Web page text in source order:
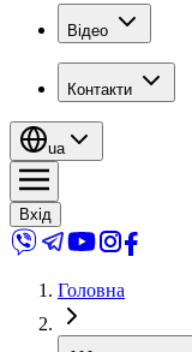
Відео
Контакти
ua
Вхід
Головна